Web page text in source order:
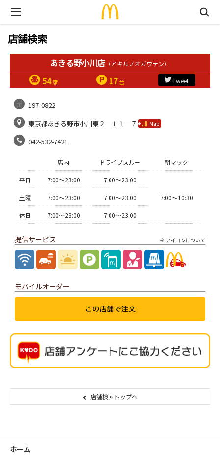
店舗検索
あきる野小川店 （アキルノオガワテン）
54席 17台 Tweet
197-0822
東京都あきる野市小川東２－１１－７
Map
042-532-7421
店内 ドライブスルー 朝マック
平日 7:00〜23:00 7:00〜23:00
7:00〜10:30
土曜 7:00〜23:00 7:00〜23:00
休日 7:00〜23:00 7:00〜23:00
アイコンについて
提供サービス
モバイルオーダー
店舗検索トップへ
ホーム